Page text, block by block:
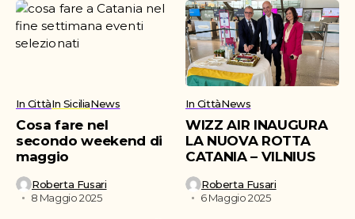
In CittàIn SiciliaNews
Cosa fare nel
secondo weekend di
maggio
Roberta Fusari
8 Maggio 2025
In CittàNews
WIZZ AIR INAUGURA
LA NUOVA ROTTA
CATANIA – VILNIUS
Roberta Fusari
6 Maggio 2025